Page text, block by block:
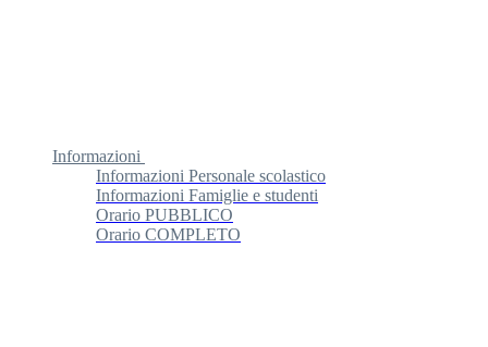
Informazioni
Informazioni Personale scolastico
Informazioni Famiglie e studenti
Orario PUBBLICO
Orario COMPLETO